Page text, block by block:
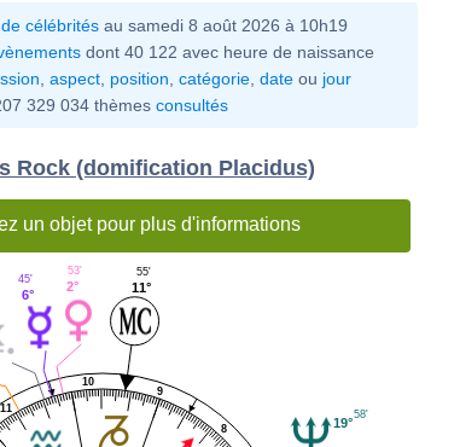
célébritésau samedi 8 août 2026 à 10h19
dont 40 122 avec heure de naissance
aspect position catégorie date ou jour
329 034 thèmes consultés
Rock (domification Placidus)
un objet pour plus d'informations
8
9
10
11
19°
58'
11°
55'
2°
53'
6°
45'